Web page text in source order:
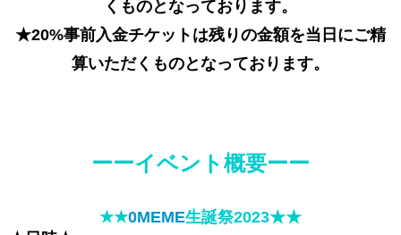
くものとなっております。
★20%事前入金チケットは残りの金額を当日にご精
算いただくものとなっております。
ーーイベント概要ーー
★★0MEME生誕祭2023★★